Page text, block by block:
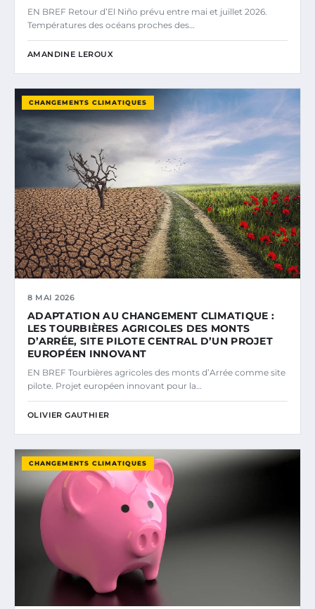
EN BREF Retour d’El Niño prévu entre mai et juillet 2026.
Températures des océans proches des…
AMANDINE LEROUX
CHANGEMENTS CLIMATIQUES
8 MAI 2026
ADAPTATION AU CHANGEMENT CLIMATIQUE :
LES TOURBIÈRES AGRICOLES DES MONTS
D’ARRÉE, SITE PILOTE CENTRAL D’UN PROJET
EUROPÉEN INNOVANT
EN BREF Tourbières agricoles des monts d’Arrée comme site
pilote. Projet européen innovant pour la…
OLIVIER GAUTHIER
CHANGEMENTS CLIMATIQUES